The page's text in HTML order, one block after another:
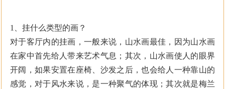
1、挂什么类型的画？
对于客厅内的挂画，一般来说，山水画最佳，因为山水画
在家中首先给人带来艺术气息；其次，山水画使人的眼界
开阔，如果安置在座椅、沙发之后，也会给人一种靠山的
感觉，对于风水来说，是一种聚气的体现；其次就是梅兰